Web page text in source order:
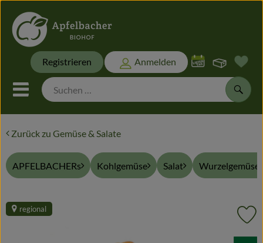
Registrieren Anmelden
Mobiles Menu öffnen oder
Biokisten
Themen
Zurück zu Gemüse & Salate
APFELBACHERs Kohlgemüse Salat Wurzelgemüse
regional